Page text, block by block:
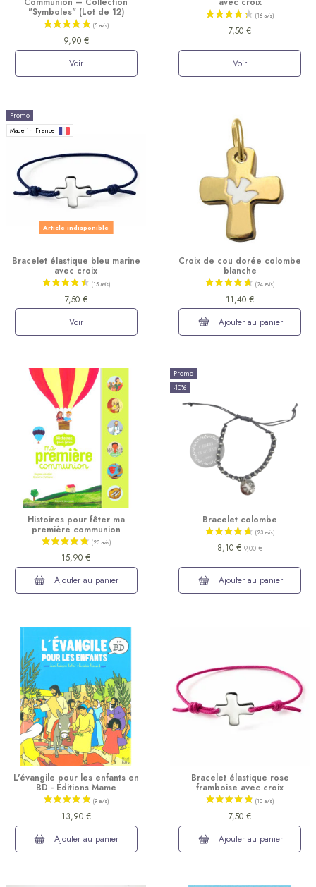
(43 avis)
"Symboles" (Lot de 12)
9,90 €
Voir
7,50 €
Voir
Promo
Made in France
Article indisponible
Bracelet élastique bleu marine
avec croix
7,50 €
Voir
Croix de cou dorée colombe
blanche
11,40 €
Ajouter au panier
Histoires pour fêter ma
première communion
15,90 €
Ajouter au panier
Promo
-10%
Bracelet colombe
8,10 €9,00 €
Ajouter au panier
L'évangile pour les enfants en
BD - Editions Mame
13,90 €
Ajouter au panier
Bracelet élastique rose
framboise avec croix
7,50 €
Ajouter au panier